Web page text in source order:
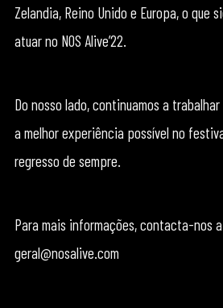
Zelandia, Reino Unido e Europa, o que
atuar no NOS Alive’22.
Do nosso lado, continuamos a
a melhor experiência possível no
regresso de sempre.
Para mais informações, contacta-nos
geral@nosalive.com